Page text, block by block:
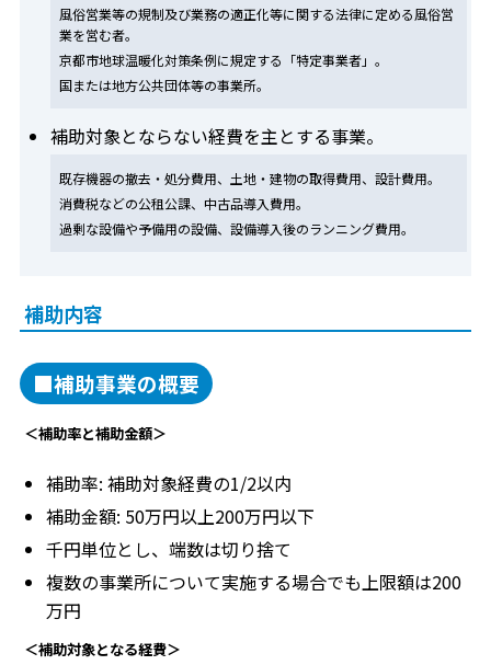
風俗営業等の規制及び業務の適正化等に関する法律に定める風俗営
業を営む者。
京都市地球温暖化対策条例に規定する「特定事業者」。
国または地方公共団体等の事業所。
補助対象とならない経費を主とする事業。
既存機器の撤去・処分費用、土地・建物の取得費用、設計費用。
消費税などの公租公課、中古品導入費用。
過剰な設備や予備用の設備、設備導入後のランニング費用。
補助内容
■補助事業の概要
＜補助率と補助金額＞
補助率: 補助対象経費の1/2以内
補助金額: 50万円以上200万円以下
千円単位とし、端数は切り捨て
複数の事業所について実施する場合でも上限額は200
万円
＜補助対象となる経費＞